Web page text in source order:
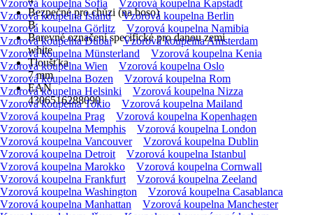
Bezpečné pro chůzi (na boso)
B
Barevné označení specifické pro danou zemi
white
Tloušťka
7 mm
EAN
4306516288090
Vzorová koupelna Sofia
Vzorová koupelna Kapstadt
Vzorová koupelna Island
Vzorová koupelna Berlin
Vzorová koupelna Görlitz
Vzorová koupelna Namibia
Vzorová koupelna Dubai
Vzorová koupelna Amsterdam
Vzorová koupelna Münsterland
Vzorová koupelna Kenia
Vzorová koupelna Wien
Vzorová koupelna Oslo
Vzorová koupelna Bozen
Vzorová koupelna Rom
Vzorová koupelna Helsinki
Vzorová koupelna Nizza
Vzorová koupelna Tokio
Vzorová koupelna Mailand
Vzorová koupelna Prag
Vzorová koupelna Kopenhagen
Vzorová koupelna Memphis
Vzorová koupelna London
Vzorová koupelna Vancouver
Vzorová koupelna Dublin
Vzorová koupelna Detroit
Vzorová koupelna Istanbul
Vzorová koupelna Marokko
Vzorová koupelna Cornwall
Vzorová koupelna Frankfurt
Vzorová koupelna Zeeland
Vzorová koupelna Washington
Vzorová koupelna Casablanca
Vzorová koupelna Manhattan
Vzorová koupelna Manchester